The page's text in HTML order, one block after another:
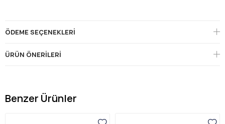
ÖDEME SEÇENEKLERI
ÜRÜN ÖNERILERI
Benzer Ürünler